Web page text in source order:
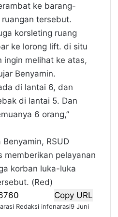
ke barang-
tersebut.
korsleting ruang
ke lorong lift. di situ
ingin melihat ke atas,
Benyamin.
di lantai 6, dan
di lantai 5. Dan
6 orang,”
RSUD
memberikan pelayanan
korban luka-luka
(Red)
Copy URL
Redaksi infonarasi9 Juni